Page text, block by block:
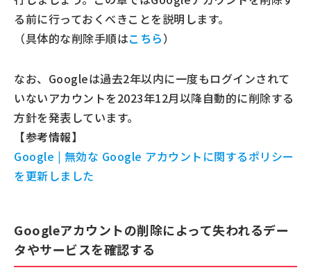
る前に行っておくべきことを説明します。
（具体的な削除手順はこちら）
なお、Googleは過去2年以内に一度もログインされて
いないアカウントを2023年12月以降自動的に削除する
方針を発表しています。
【参考情報】
Google | 無効な Google アカウントに関するポリシー
を更新しました
Googleアカウントの削除によって失われるデー
タやサービスを確認する